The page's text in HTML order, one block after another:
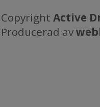
Copyright Active
​​​​​​​Producerad av